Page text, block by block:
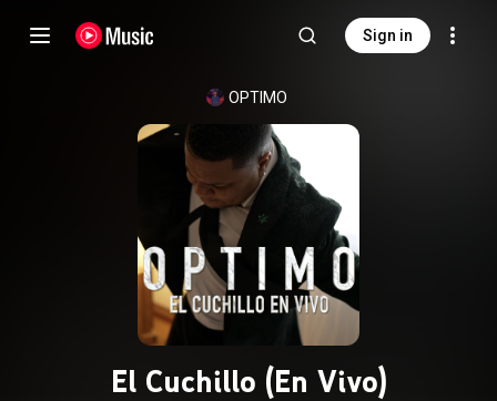
Sign in
OPTIMO
El Cuchillo (En Vivo)